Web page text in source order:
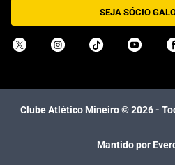
SEJA SÓCIO
Clube Atlético Mineiro ©2026-
Mantido por